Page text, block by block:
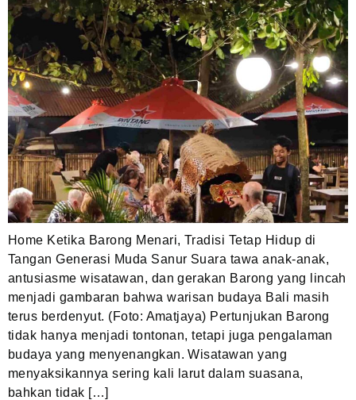
Home Ketika Barong Menari, Tradisi Tetap Hidup di
Tangan Generasi Muda Sanur Suara tawa anak-anak,
antusiasme wisatawan, dan gerakan Barong yang lincah
menjadi gambaran bahwa warisan budaya Bali masih
terus berdenyut. (Foto: Amatjaya) Pertunjukan Barong
tidak hanya menjadi tontonan, tetapi juga pengalaman
budaya yang menyenangkan. Wisatawan yang
menyaksikannya sering kali larut dalam suasana,
bahkan tidak […]